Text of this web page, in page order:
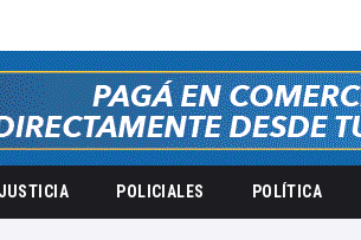
JUSTICIA POLICIALES POLÍTICA